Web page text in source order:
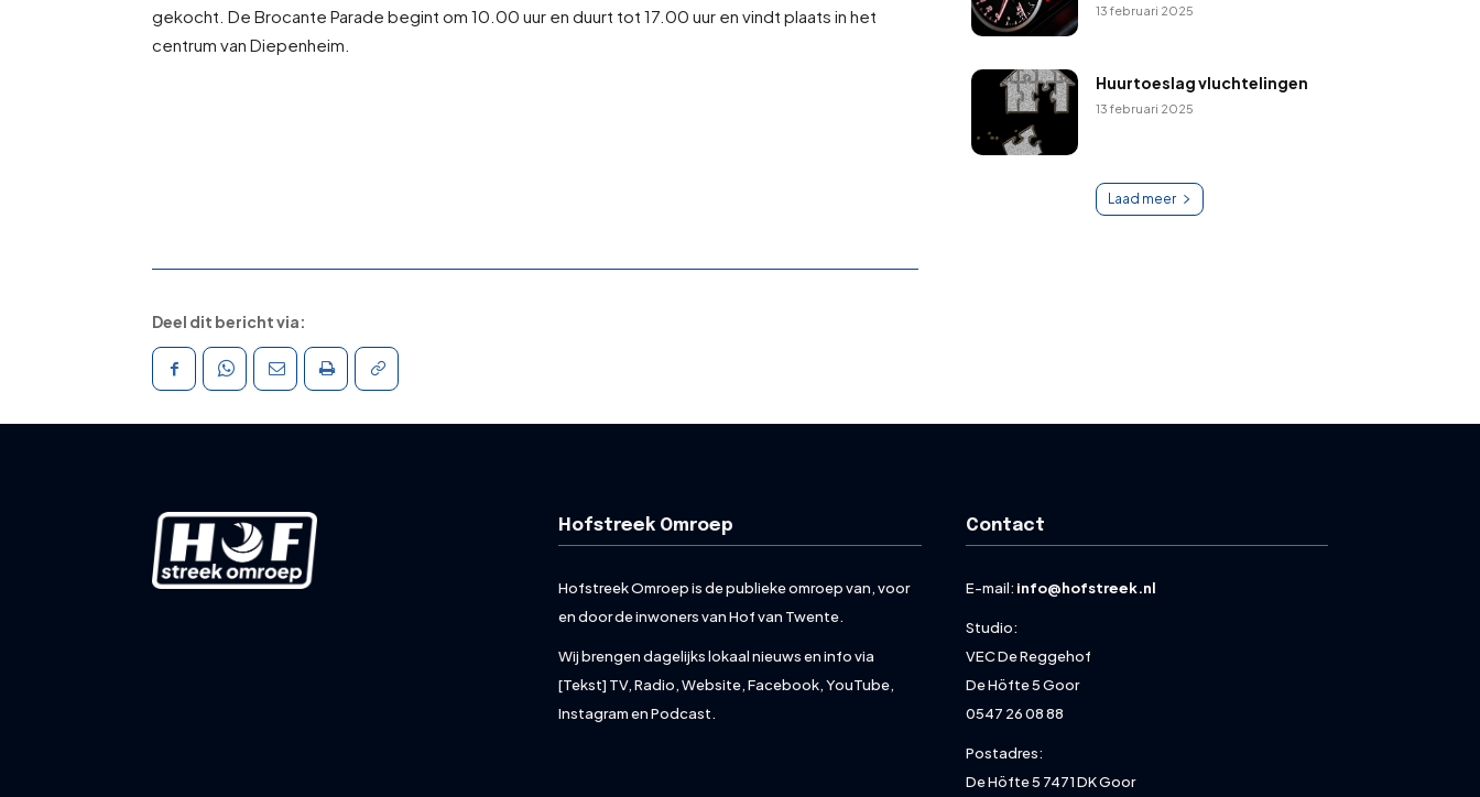
gekocht. De Brocante Parade begint om 10.00 uur en duurt tot 17.00 uur en vindt plaats in het
centrum van Diepenheim.
13 februari 2025
Huurtoeslag vluchtelingen
13 februari 2025
Laad meer
Deel dit bericht via:
Hofstreek Omroep
Hofstreek Omroep is de publieke omroep van, voor
en door de inwoners van Hof van Twente.
Wij brengen dagelijks lokaal nieuws en info via
[Tekst] TV, Radio, Website, Facebook, YouTube,
Instagram en Podcast.
Contact
E-mail: info@hofstreek.nl
Studio:
VEC De Reggehof
De Höfte 5 Goor
0547 26 08 88
Postadres:
De Höfte 5 7471 DK Goor